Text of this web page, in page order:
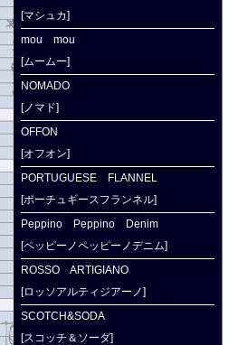
[マシュカ]
mou mou
[ムームー]
NOMADO
[ノマド]
OFFON
[オフオン]
PORTUGUESE FLANNEL
[ポーチュギースフランネル]
Peppino Peppino Denim
[ペッピーノペッピーノデニム]
ROSSO ARTIGIANO
[ロッソアルティジアーノ]
SCOTCH&SODA
[スコッチ＆ソーダ]